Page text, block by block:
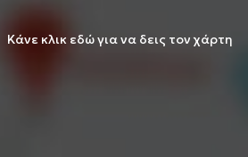
Κάνε κλικ εδώ για να δεις τον χάρτη